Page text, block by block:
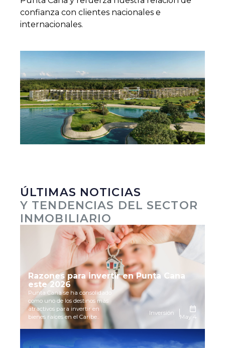
confianza con clientes nacionales e
internacionales.
ÚLTIMAS NOTICIAS
Y TENDENCIAS DEL SECTOR
INMOBILIARIO
Razones para invertir en Punta Cana
este 2026
Punta Cana se ha consolidado
como uno de los destinos más
atractivos para invertir en
bienes raíces en el Caribe..
Inversión
May 4